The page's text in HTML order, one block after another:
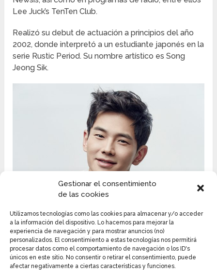
Gestionar el consentimiento
de las cookies
Utilizamos tecnologías como las cookies para almacenar y/o acceder
a la información del dispositivo. Lo hacemos para mejorar la
experiencia de navegación y para mostrar anuncios (no)
personalizados. El consentimiento a estas tecnologías nos permitirá
procesar datos como el comportamiento de navegación o los ID's
únicos en este sitio. No consentir o retirar el consentimiento, puede
afectar negativamente a ciertas características y funciones.
Lee Juck’s TenTen Club.
Realizó su debut de actuación a principios del año
2002, donde interpretó a un estudiante japonés en la
serie Rustic Period. Su nombre artístico es Song
Jeong Sik.